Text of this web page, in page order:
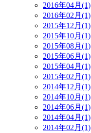
2016年04月(1)
2016年02月(1)
2015年12月(1)
2015年10月(1)
2015年08月(1)
2015年06月(1)
2015年04月(1)
2015年02月(1)
2014年12月(1)
2014年10月(1)
2014年06月(1)
2014年04月(1)
2014年02月(1)